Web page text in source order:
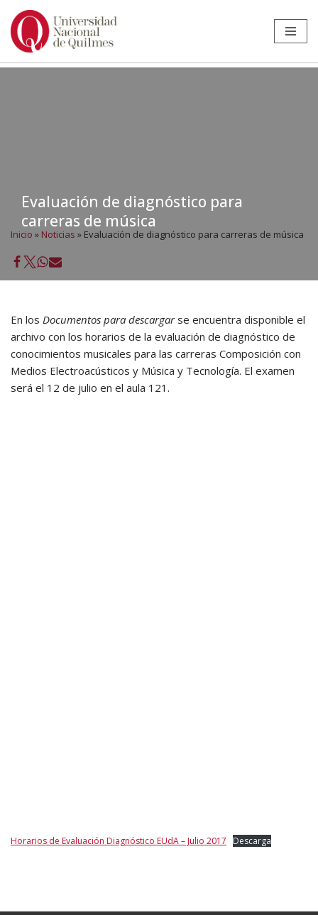
Ir
Evaluación de diagnóstico para
carreras de música
Inicio » Noticias » Evaluación de diagnóstico para carreras de música
En los Documentos para descargarse encuentra disponible el
archivo con los horarios de la evaluación de diagnóstico de
conocimientos musicales para las carreras Composición con
Medios Electroacústicos y Música y Tecnología. El examen
será el 12 de julio en el aula 121.
Horarios de Evaluación Diagnóstico EUdA – Julio 2017 Descarga